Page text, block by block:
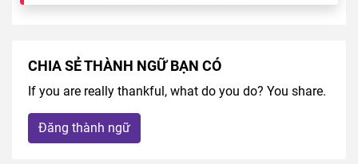
CHIA SẺ THÀNH NGỮ BẠN CÓ
If you are really thankful, what do you do? You share.
Đăng thành ngữ